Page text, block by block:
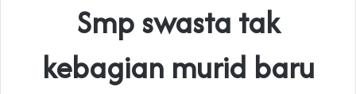
Smp swasta tak
kebagian murid baru